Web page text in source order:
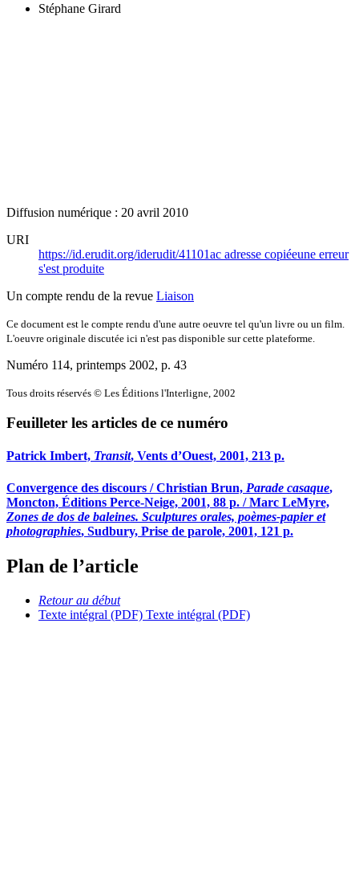
Stéphane Girard
Diffusion numérique : 20 avril 2010
URI
https://id.erudit.org/iderudit/41101ac adresse copiéeune erreur
s'est produite
Un compte rendu de la revue Liaison
Ce document est le compte rendu d'une autre oeuvre tel qu'un livre ou un film.
L'oeuvre originale discutée ici n'est pas disponible sur cette plateforme.
Numéro 114, printemps 2002, p. 43
Tous droits réservés © Les Éditions l'Interligne, 2002
Feuilleter les articles de ce numéro
Patrick Imbert, Transit, Vents d’Ouest, 2001, 213 p.
Convergence des discours / Christian Brun, Parade casaque,
Moncton, Éditions Perce-Neige, 2001, 88 p. / Marc LeMyre,
Zones de dos de baleines. Sculptures orales, poèmes-papier et
photographies, Sudbury, Prise de parole, 2001, 121 p.
Plan de l’article
Retour au début
Texte intégral (PDF) Texte intégral (PDF)